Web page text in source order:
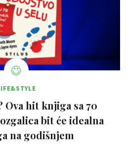
hit knjiga sa 70
bit će idealna
na godišnjem